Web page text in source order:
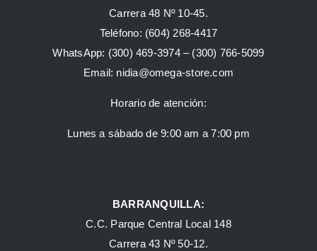
Carrera 48 Nº 10-45.
Teléfono: (604) 268-4417
WhatsApp: (300) 469-3974 – (300) 766-5099
Email: nidia@omega-store.com
Horario de atención:
Lunes a sábado de 9:00 am a 7:00 pm
BARRANQUILLA:
C.C. Parque Central Local 148
Carrera 43 Nº 50-12.